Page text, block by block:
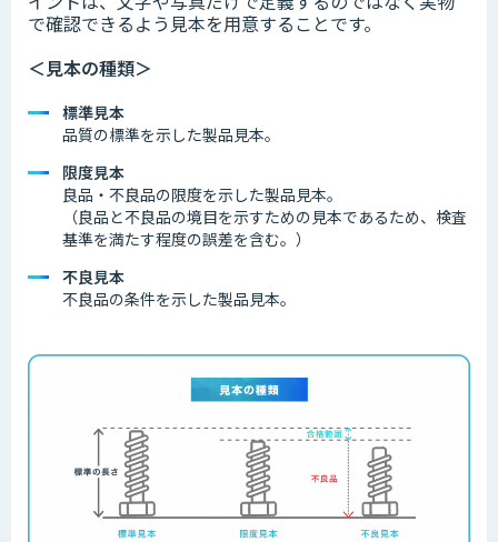
で確認できるよう見本を用意することです。
＜見本の種類＞
標準見本
品質の標準を示した製品見本。
限度見本
良品・不良品の限度を示した製品見本。
（良品と不良品の境目を示すための見本であるため、検査
基準を満たす程度の誤差を含む。）
不良見本
不良品の条件を示した製品見本。